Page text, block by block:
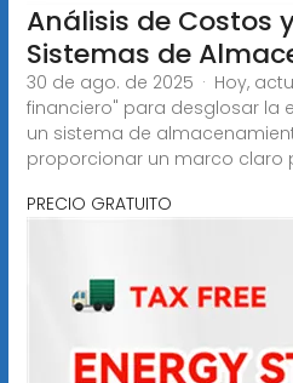
Análisis de Costos
Sistemas de
30 de ago. de 2025 · Hoy,
financiero" para desglosar la
un sistema de
proporcionar un marco claro
PRECIO GRATUITO